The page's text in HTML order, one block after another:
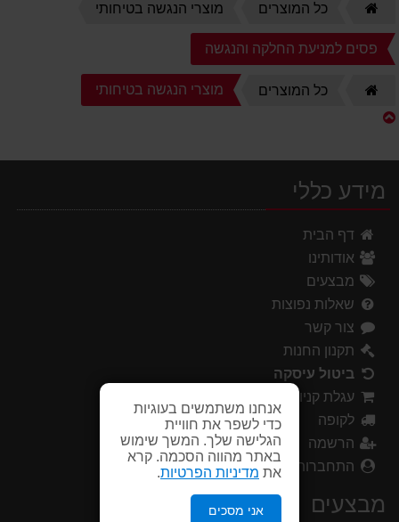
אנחנו משתמשים בעוגיות
כדי לשפר את חוויית
הגלישה שלך. המשך שימוש
באתר מהווה הסכמה. קרא
את מדיניות הפרטיות
אני מסכים
כל המוצרים מוצרי הנגשה בטיחותי
פסים למניעת החלקה והנגשה
כל המוצרים מוצרי הנגשה בטיחותי
מידע כללי
דף הבית
אודותינו
מבצעים
שאלות נפוצות
צור קשר
תקנון החנות
ביטול עיסקה
עגלת קניות
לקופה
הרשמה
התחברות
מבצעים